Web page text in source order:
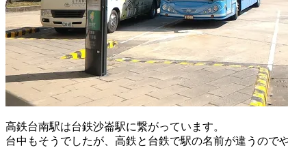
高鉄台南駅は台鉄沙崙駅に繋がっています。
台中もそうでしたが、高鉄と台鉄で駅の名前が違うので